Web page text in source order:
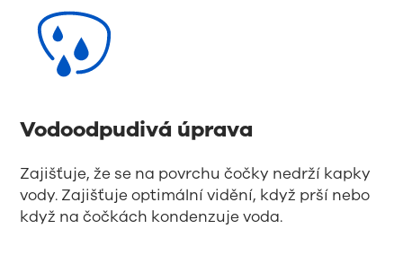
Vodoodpudivá úprava
Zajišťuje, že se na povrchu čočky nedrží kapky
vody. Zajišťuje optimální vidění, když prší nebo
když na čočkách kondenzuje voda.